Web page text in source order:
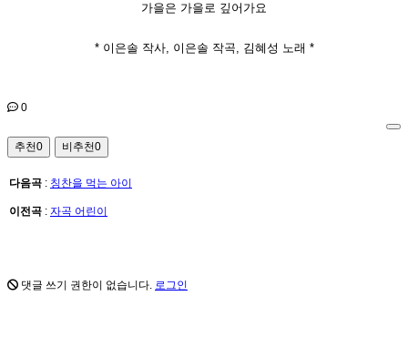
가을은 가을로 깊어가요
* 이은솔 작사, 이은솔 작곡, 김혜성 노래 *
0
추천0 비추천0
다음곡 : 칭찬을 먹는 아이
이전곡 : 자곡 어린이
댓글 쓰기 권한이 없습니다. 로그인